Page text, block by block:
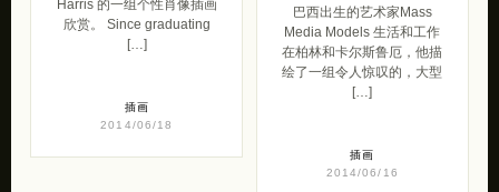
Harris 的一组个性肖像插画
欣赏。 Since graduating
[…]
插画
2014/06/18
巴西出生的艺术家Mass
Media Models 生活和工作
在柏林和卡尔斯鲁厄，他描
绘了一组令人惊叹的，大型
[…]
插画
2014/06/16